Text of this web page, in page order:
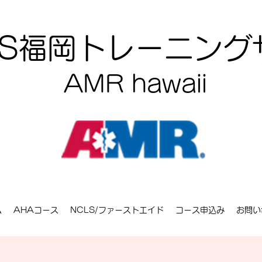
福岡トレーニング
AMR hawaii
AHAコース NCLS/ファーストエイド コース申込み お問